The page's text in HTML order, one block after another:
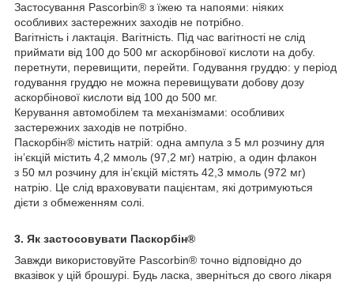
Застосування Pascorbin® з їжею та напоями: ніяких
особливих застережних заходів не потрібно.
Вагітність і лактація. Вагітність. Під час вагітності не слід
приймати від 100 до 500 мг аскорбінової кислоти на добу.
перетнути, перевищити, перейти. Годування груддю: у період
годування груддю не можна перевищувати добову дозу
аскорбінової кислоти від 100 до 500 мг.
Керування автомобілем та механізмами: особливих
застережних заходів не потрібно.
Паскорбін® містить натрій: одна ампула з 5 мл розчину для
ін’єкцій містить 4,2 ммоль (97,2 мг) натрію, а один флакон
з 50 мл розчину для ін’єкцій містять 42,3 ммоль (972 мг)
натрію. Це слід враховувати пацієнтам, які дотримуються
дієти з обмеженням солі.
3. Як застосовувати Паскорбін®
Завжди використовуйте Pascorbin® точно відповідно до
вказівок у цій брошурі. Будь ласка, зверніться до свого лікаря